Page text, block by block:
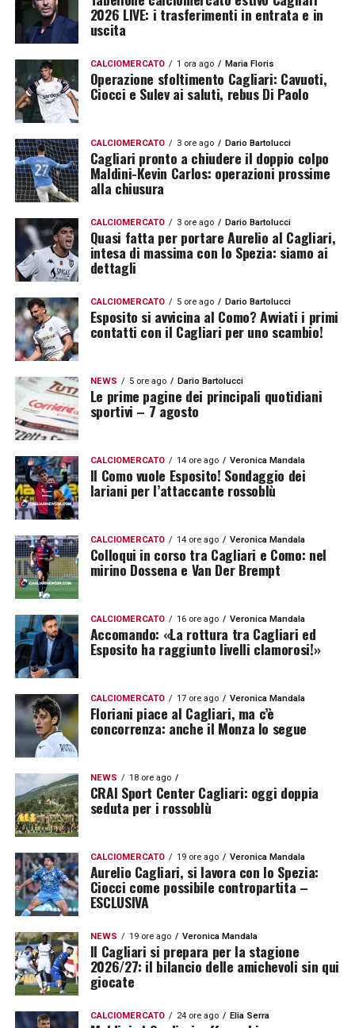
2026 LIVE: i trasferimenti in entrata e in
uscita
CALCIOMERCATO 1 ora ago Maria Floris
Operazione sfoltimento Cagliari: Cavuoti,
Ciocci e Sulev ai saluti, rebus Di Paolo
CALCIOMERCATO 3 ore ago Dario Bartolucci
Cagliari pronto a chiudere il doppio colpo
Maldini-Kevin Carlos: operazioni prossime
alla chiusura
CALCIOMERCATO 3 ore ago Dario Bartolucci
Quasi fatta per portare Aurelio al Cagliari,
intesa di massima con lo Spezia: siamo ai
dettagli
CALCIOMERCATO 5 ore ago Dario Bartolucci
Esposito si avvicina al Como? Avviati i primi
contatti con il Cagliari per uno scambio!
NEWS 5 ore ago Dario Bartolucci
Le prime pagine dei principali quotidiani
sportivi – 7 agosto
CALCIOMERCATO 14 ore ago Veronica Mandala
Il Como vuole Esposito! Sondaggio dei
lariani per l’attaccante rossoblù
CALCIOMERCATO 14 ore ago Veronica Mandala
Colloqui in corso tra Cagliari e Como: nel
mirino Dossena e Van Der Brempt
CALCIOMERCATO 16 ore ago Veronica Mandala
Accomando: «La rottura tra Cagliari ed
Esposito ha raggiunto livelli clamorosi!»
CALCIOMERCATO 17 ore ago Veronica Mandala
Floriani piace al Cagliari, ma c’è
concorrenza: anche il Monza lo segue
NEWS 18 ore ago
CRAI Sport Center Cagliari: oggi doppia
seduta per i rossoblù
CALCIOMERCATO 19 ore ago Veronica Mandala
Aurelio Cagliari, si lavora con lo Spezia:
Ciocci come possibile contropartita –
ESCLUSIVA
NEWS 19 ore ago Veronica Mandala
Il Cagliari si prepara per la stagione
2026/27: il bilancio delle amichevoli sin qui
giocate
CALCIOMERCATO 24 ore ago Elia Serra